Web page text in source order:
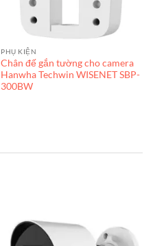
PHỤ KIỆN
Chân đế gắn tường cho camera
Hanwha Techwin WISENET SBP-
300BW